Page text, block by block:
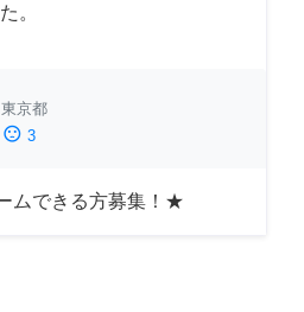
。
東京都
sentiment_dissatisfied 3
ムできる方募集！★